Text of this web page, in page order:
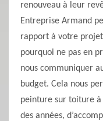
renouveau à leur
Entreprise Armand
rapport à votre
pourquoi ne pas en
nous communiquer
budget. Cela nous
peinture sur toiture
des années,